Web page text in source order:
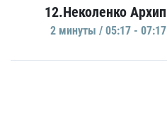
12.Неколенко Архип
2 минуты / 05:17 - 07:17